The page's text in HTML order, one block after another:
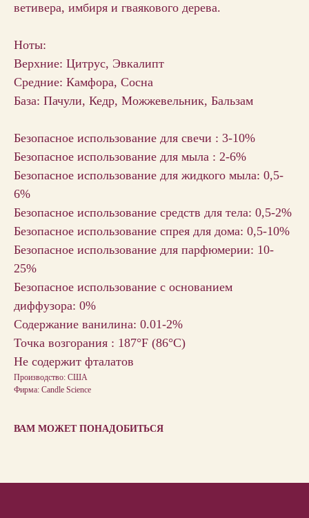
ветивера, имбиря и гваякового дерева.
Ноты:
Верхние: Цитрус, Эвкалипт
Средние: Камфора, Сосна
База: Пачули, Кедр, Можжевельник, Бальзам
Безопасное использование для свечи : 3-10%
Безопасное использование для мыла : 2-6%
Безопасное использование для жидкого мыла: 0,5-
6%
Безопасное использование средств для тела: 0,5-2%
Безопасное использование спрея для дома: 0,5-10%
Безопасное использование для парфюмерии: 10-
25%
Безопасное использование с основанием
диффузора: 0%
Содержание ванилина: 0.01-2%
Точка возгорания : 187°F (86°С)
Не содержит фталатов
Производство: США
Фирма: Candle Science
ВАМ МОЖЕТ ПОНАДОБИТЬСЯ